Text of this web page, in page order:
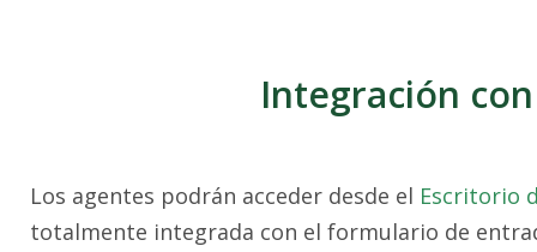
Integración
Los agentes podrán acceder desde el Escritorio
totalmente integrada con el formulario de